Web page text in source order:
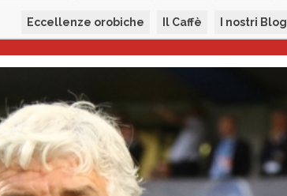
Eccellenze orobiche Il Caffè I nostri Blog